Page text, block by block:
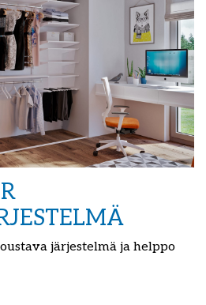
järjestelmä ja helppo